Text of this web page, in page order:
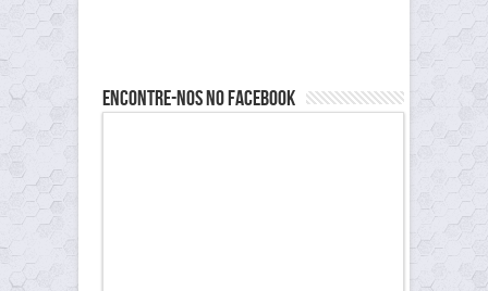
Encontre-nos no Facebook